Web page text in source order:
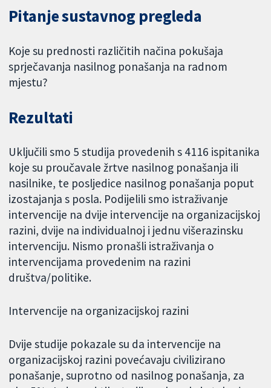
Pitanje sustavnog pregleda
Koje su prednosti različitih načina pokušaja
sprječavanja nasilnog ponašanja na radnom
mjestu?
Rezultati
Uključili smo 5 studija provedenih s 4116 ispitanika
koje su proučavale žrtve nasilnog ponašanja ili
nasilnike, te posljedice nasilnog ponašanja poput
izostajanja s posla. Podijelili smo istraživanje
intervencije na dvije intervencije na organizacijskoj
razini, dvije na individualnoj i jednu višerazinsku
intervenciju. Nismo pronašli istraživanja o
intervencijama provedenim na razini
društva/politike.
Intervencije na organizacijskoj razini
Dvije studije pokazale su da intervencije na
organizacijskoj razini povećavaju civilizirano
ponašanje, suprotno od nasilnog ponašanja, za